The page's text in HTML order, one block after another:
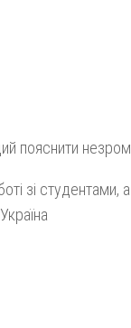
пояснити
зі